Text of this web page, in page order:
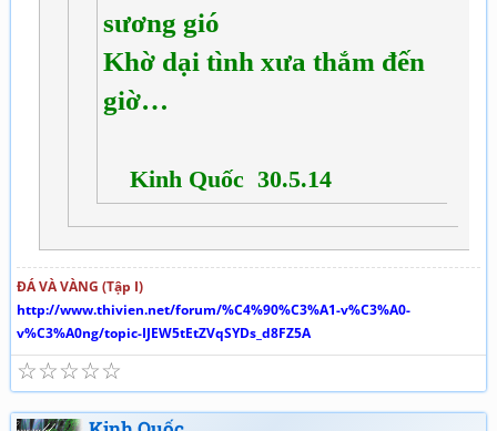
sương gió
Khờ dại tình xưa thắm đến
giờ…
Kinh Quốc 30.5.14
ĐÁ VÀ VÀNG (Tập I)
http://www.thivien.net/forum/%C4%90%C3%A1-v%C3%A0-
v%C3%A0ng/topic-IJEW5tEtZVqSYDs_d8FZ5A
☆
☆
☆
☆
☆